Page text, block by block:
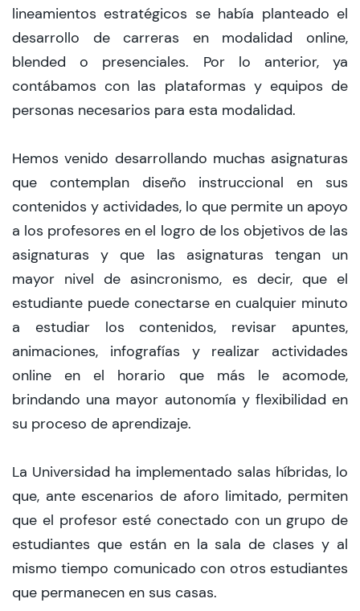
lineamientos estratégicos se había planteado el
desarrollo de carreras en modalidad online,
blended o presenciales. Por lo anterior, ya
contábamos con las plataformas y equipos de
personas necesarios para esta modalidad.
Hemos venido desarrollando muchas asignaturas
que contemplan diseño instruccional en sus
contenidos y actividades, lo que permite un apoyo
a los profesores en el logro de los objetivos de las
asignaturas y que las asignaturas tengan un
mayor nivel de asincronismo, es decir, que el
estudiante puede conectarse en cualquier minuto
a estudiar los contenidos, revisar apuntes,
animaciones, infografías y realizar actividades
online en el horario que más le acomode,
brindando una mayor autonomía y flexibilidad en
su proceso de aprendizaje.
La Universidad ha implementado salas híbridas, lo
que, ante escenarios de aforo limitado, permiten
que el profesor esté conectado con un grupo de
estudiantes que están en la sala de clases y al
mismo tiempo comunicado con otros estudiantes
que permanecen en sus casas.